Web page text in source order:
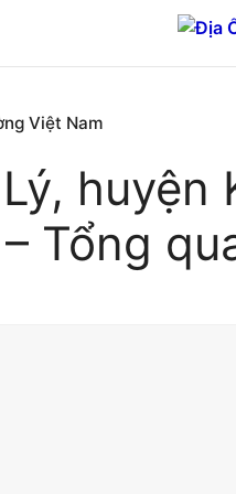
Việt Nam
huyện
Tổng